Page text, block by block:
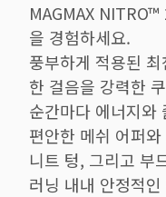
MAGMAX
을 경험하세요.
풍부하게 적용된
한 걸음을 강력한
순간마다 에너지와
편안한 메쉬 어퍼
니트 텅, 그리고 부
러닝 내내 안정적